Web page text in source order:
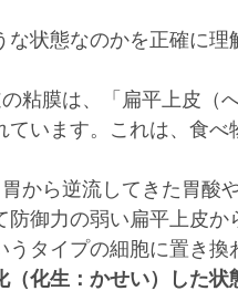
状態なのかを正確に理
粘膜は、「扁平上皮（
ています。これは、食
から逆流してきた胃酸
御力の弱い扁平上皮か
うタイプの細胞に置き
（化生：かせい）した状